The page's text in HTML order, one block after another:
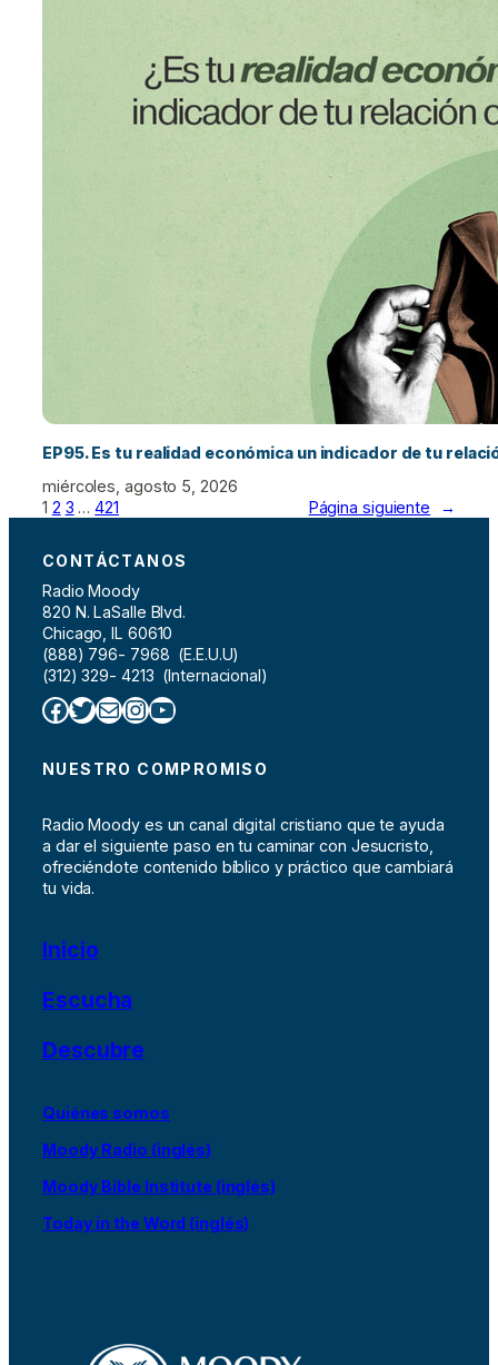
EP95. Es tu realidad económica un indicador de tu
miércoles, agosto 5, 2026
1 2 3 … 421 Página siguiente →
CONTÁCTANOS
Radio Moody
820 N. LaSalle Blvd.
Chicago, IL 60610
(888) 796- 7968 (E.E.U.U)
(312) 329- 4213 (Internacional)
Facebook Twitter Correo electrónico InstagramYouTube
NUESTRO COMPROMISO
Radio Moody es un canal digital cristiano que te ayuda
a dar el siguiente paso en tu caminar con Jesucristo,
ofreciéndote contenido bíblico y práctico que cambiará
tu vida.
Inicio
Escucha
Descubre
Quiénes somos
Moody Radio (inglés)
Moody Bible Institute (inglés)
Today in the Word (inglés)